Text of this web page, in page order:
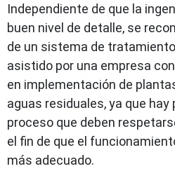
Independiente de que la
buen nivel de detalle, se
de un sistema de
asistido por una empresa
en implementación de
aguas residuales, ya que hay
proceso que deben
el fin de que el
más adecuado.